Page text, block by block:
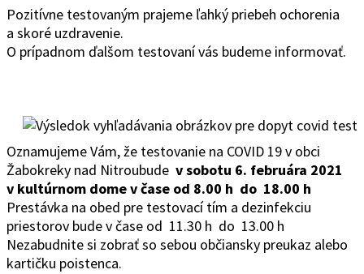
Pozitívne testovaným prajeme ľahký priebeh ochorenia
a skoré uzdravenie.
O prípadnom ďalšom testovaní vás budeme informovať.
Oznamujeme Vám, že testovanie na COVID 19 v obci
Žabokreky nad Nitroubude v sobotu 6. februára 2021
v kultúrnom domev čase od 8.00 h do 18.00 h
Prestávka na obed pre testovací tím a dezinfekciu
priestorov bude v čase od 11.30 h do 13.00 h
Nezabudnite si zobrať so sebou občiansky preukaz alebo
kartičku poistenca.